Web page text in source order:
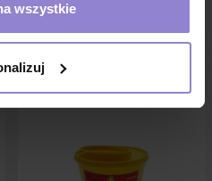
wszystkie